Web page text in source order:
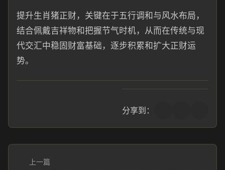
提升生肖猪正财，关键在于五行调和与风水布局，
结合佩戴吉祥物和把握节气时机，从而在传统与现
代交汇中稳固财富基础，逐步积累和扩大正财运
势。
分享到：
上一篇